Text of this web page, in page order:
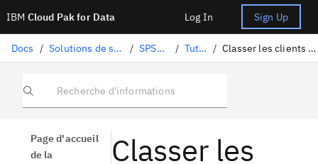
IBM Cloud Pak for Data Log In Sign Up
Docs / Solutions de science des données / SPSS Modeler / Tutoriels / Classer les clients des télécommunications
Recherche d'informations
Page d'accueil
de la
Classer les